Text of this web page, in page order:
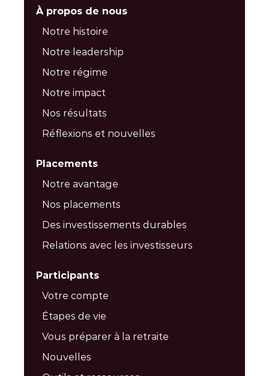
À propos de nous
Notre histoire
Notre leadership
Notre régime
Notre impact
Nos résultats
Réflexions et nouvelles
Placements
Notre avantage
Nos placements
Des investissements durables
Relations avec les investisseurs
Participants
Votre compte
Étapes de vie
Vous préparer à la retraite
Nouvelles